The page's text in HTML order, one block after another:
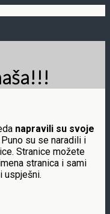
napravili su svoje
Puno su se naradili i
Stranice možete
stranica i sami
uspješni.